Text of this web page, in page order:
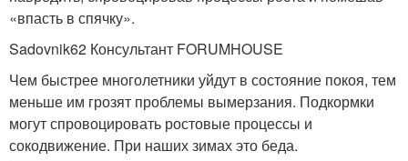
«впасть в спячку».
Sadovnik62 Консультант FORUMHOUSE
Чем быстрее многолетники уйдут в состояние покоя, тем
меньше им грозят проблемы вымерзания. Подкормки
могут спровоцировать ростовые процессы и
сокодвижение. При наших зимах это беда.